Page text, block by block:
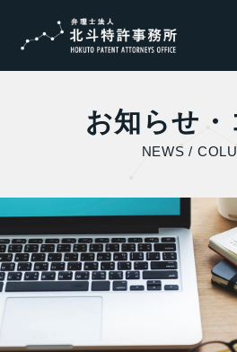
お知らせ・
NEWS /